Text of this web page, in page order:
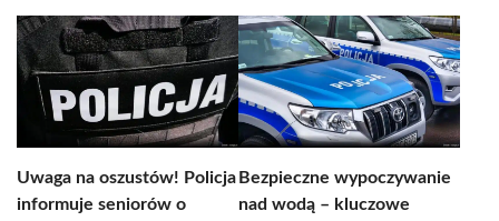
Uwaga na oszustów! Policja
informuje seniorów o
Bezpieczne wypoczywanie
nad wodą – kluczowe